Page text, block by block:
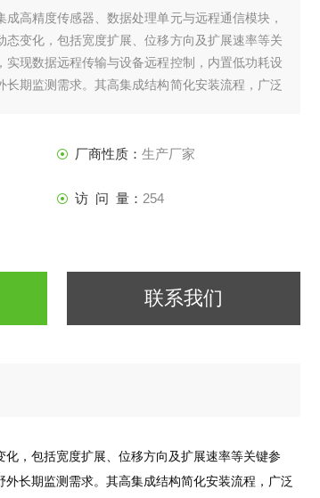
成高精度传感器、数据处理单元与远程通信模块，
态变化，包括宽度扩展、位移方向及扩展速率等关
实现数据远程传输与设备远程控制，内置低功耗设
期监测需求。其高集成结构简化安装流程，广泛
厂商性质： 生产厂家
访 问 量： 254
联系我们
，包括宽度扩展、位移方向及扩展速率等关键参
长期监测需求。其高集成结构简化安装流程，广泛